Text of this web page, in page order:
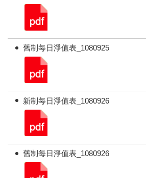
舊制每日淨值表_1080925
新制每日淨值表_1080926
舊制每日淨值表_1080926